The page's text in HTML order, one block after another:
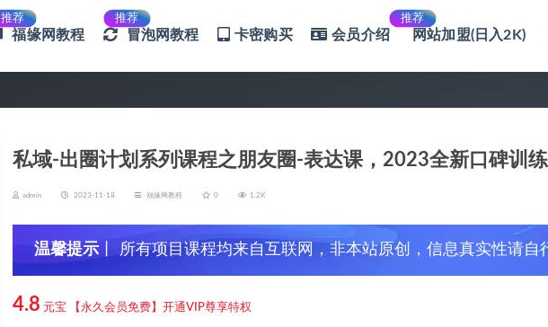
推荐
福缘网教程
推荐
冒泡网教程 卡密购买 会员介绍
推荐
网站加盟(日入
私域-出圈计划系列课程之朋友圈-表达课，2023全新口碑训
admin 2023-11-18 福缘网教程 0 1.2K
温馨提示 丨 所有项目课程均来自互联网，非本站原创，信息真实性请
信，谨防上当受骗！
4.8 元宝 【永久会员免费】开通VIP尊享特权